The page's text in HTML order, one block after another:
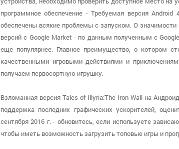
программное обеспечение - Требуемая версия
обеспечены всякие проблемы с запуском. О
версий с Google Market - по данным полученным с
еще популярнее. Главное преимущество, о котором
качественными игровыми действиями и
получаем первосортную игрушку.
Взломанная версия Tales of Illyria:The Iron Wall на
поддержка последних графических ускорителей,
сентября 2016 г. - обновитесь, если используете
чтобы иметь возможность загрузить топовые игры и